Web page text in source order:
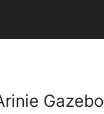
Gazebo